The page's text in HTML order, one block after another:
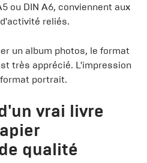
ou DIN A6, conviennent aux
reliés.
un album photos, le format
très apprécié. L'impression
portrait.
vrai livre
qualité